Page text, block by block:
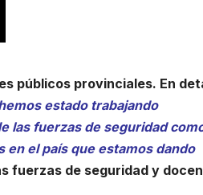
públicos provinciales. En
estado trabajando
las fuerzas de seguridad
en el país que estamos dando
fuerzas de seguridad y